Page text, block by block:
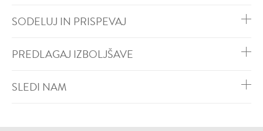
SODELUJ IN PRISPEVAJ
PREDLAGAJ IZBOLJŠAVE
SLEDI NAM